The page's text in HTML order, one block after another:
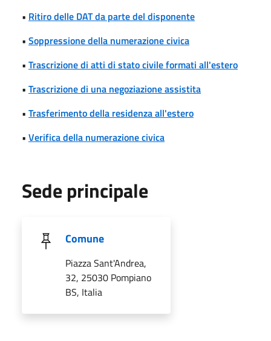
• Ritiro delle DAT da parte del disponente
• Soppressione della numerazione civica
• Trascrizione di atti di stato civile formati all'estero
• Trascrizione di una negoziazione assistita
• Trasferimento della residenza all'estero
• Verifica della numerazione civica
Sede principale
Comune
Piazza Sant'Andrea,
32, 25030 Pompiano
BS, Italia